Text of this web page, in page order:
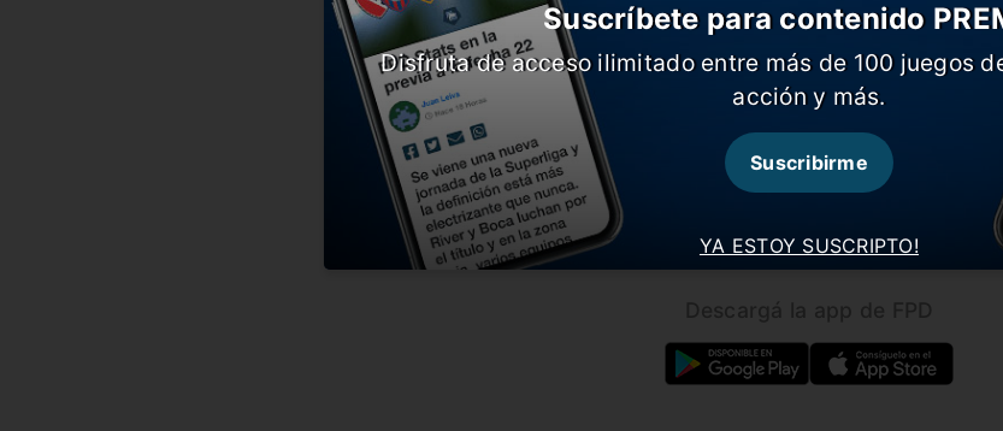
CARGAR MÁS NOTICIAS
YA ESTOY SUSCRIPTO!
Suscríbete para contenido
Disfruta de acceso ilimitado entre más de 100 juegos
acción y más.
Suscribirme